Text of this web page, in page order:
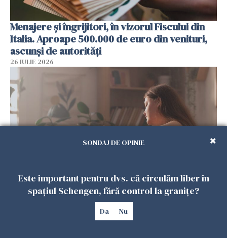
Menajere și îngrijitori, în vizorul Fiscului din
Italia. Aproape 500.000 de euro din venituri,
ascunși de autorități
26 IULIE 2026
Vrei să te muți în SUA? Un studiu Harvard
arată ce se întâmplă cu sănătatea multor
SONDAJ DE OPINIE
Este important pentru dvs. că circulăm liber în
spațiul Schengen, fără control la granițe?
Da Nu